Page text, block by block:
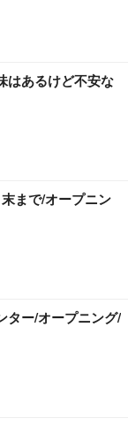
はあるけど不安な
まで/オープニン
ター/オープニング/